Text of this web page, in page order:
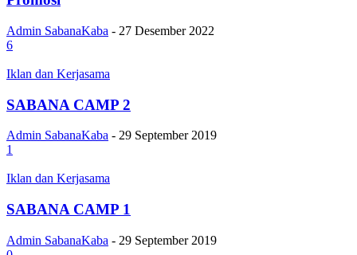
Admin SabanaKaba - 27 Desember 2022
6
Iklan dan Kerjasama
SABANA CAMP 2
Admin SabanaKaba - 29 September 2019
1
Iklan dan Kerjasama
SABANA CAMP 1
Admin SabanaKaba - 29 September 2019